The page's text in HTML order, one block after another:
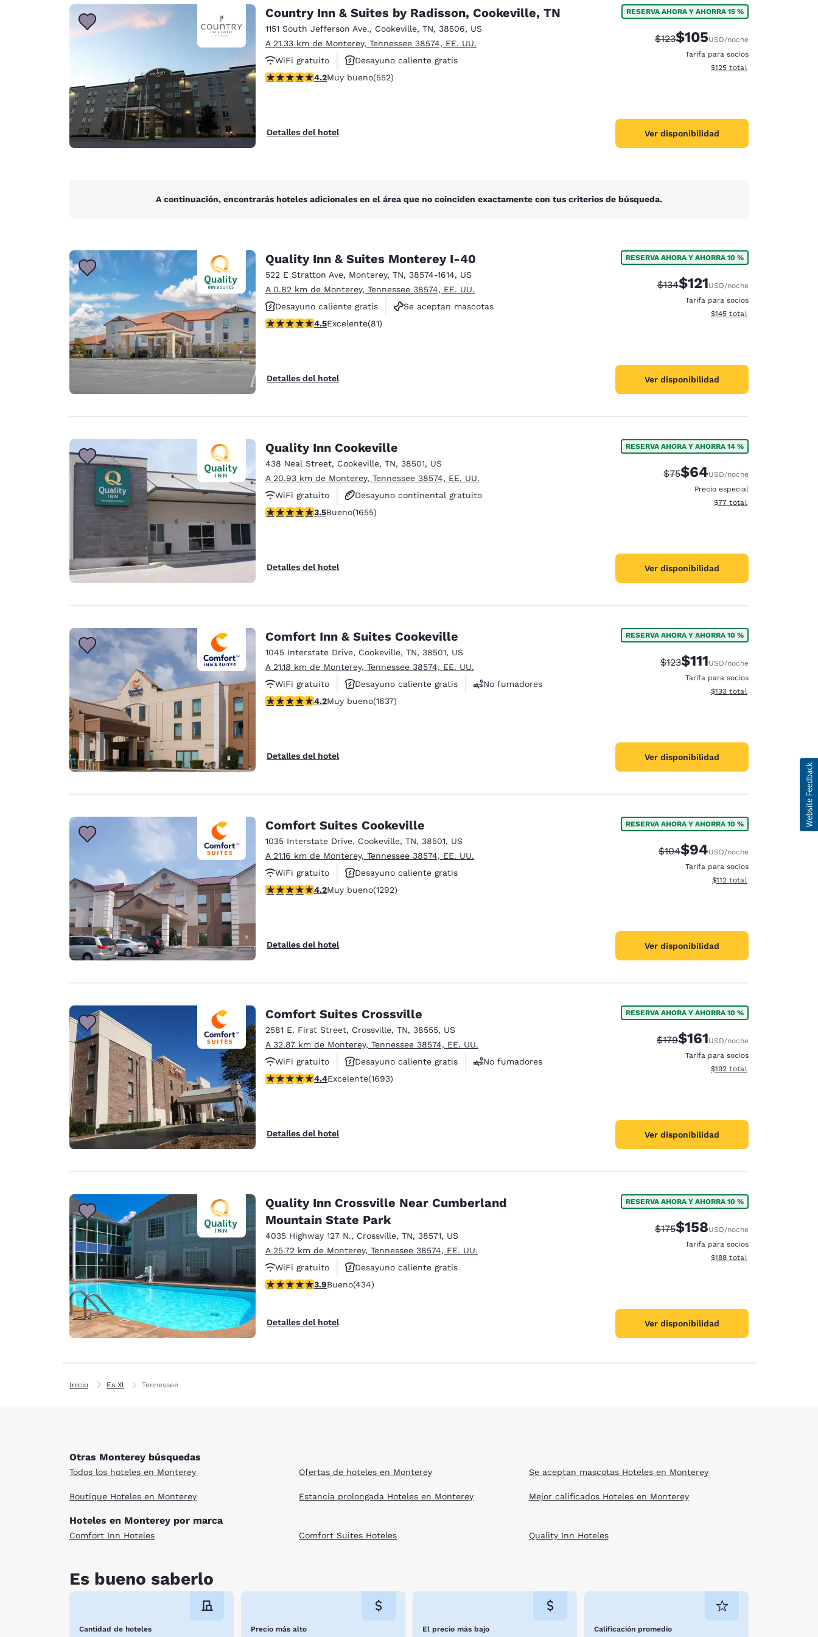
Español English
Europa
Deutschland
Deutsch
Germany
Spain
English
Ireland
English
Country Inn & Suites by Radisson, Cookeville, TN
1151 South Jefferson Ave., Cookeville, TN, 38506, US
A 21.33 km de Monterey, Tennessee 38574, EE. UU.
WiFi gratuito
Desayuno caliente gratis
Se aceptan mascotas
calificación de 4.16 estrellas. Muy bueno. 552 reseñas
4.2Muy bueno(552)
Detalles del hotel
RESERVA AHORA Y AHORRA 15 %
Precio tachado:
$123Precio con descuento:
$105USD/noche
Tarifa para socios
Ver detalles del total
$125 total
Ver disponibilidad
A continuación, encontrarás hoteles adicionales en el área que no coinciden exactamente con tus criterios de búsqueda.
Quality Inn & Suites Monterey I-40
522 E Stratton Ave, Monterey, TN, 38574-1614, US
A 0.82 km de Monterey, Tennessee 38574, EE. UU.
Desayuno caliente gratis
Se aceptan mascotas
No fumadores
calificación de 4.47 estrellas. Excelente. 81 reseñas
4.5Excelente(81)
Detalles del hotel
RESERVA AHORA Y AHORRA 10 %
Precio tachado:
$134Precio con descuento:
$121USD/noche
Tarifa para socios
Ver detalles del total
$145 total
Ver disponibilidad
Quality Inn Cookeville
438 Neal Street, Cookeville, TN, 38501, US
A 20.93 km de Monterey, Tennessee 38574, EE. UU.
WiFi gratuito
Desayuno continental gratuito
Se aceptan mascotas
calificación de 3.52 estrellas. Bueno. 1655 reseñas
3.5Bueno(1655)
Detalles del hotel
RESERVA AHORA Y AHORRA 14 %
Precio tachado:
$75Precio con descuento:
$64USD/noche
Precio especial
Ver detalles del total
$77 total
Ver disponibilidad
Comfort Inn & Suites Cookeville
1045 Interstate Drive, Cookeville, TN, 38501, US
A 21.18 km de Monterey, Tennessee 38574, EE. UU.
WiFi gratuito
Desayuno caliente gratis
No fumadores
calificación de 4.15 estrellas. Muy bueno. 1637 reseñas
4.2Muy bueno(1637)
Detalles del hotel
RESERVA AHORA Y AHORRA 10 %
Precio tachado:
$123Precio con descuento:
$111USD/noche
Tarifa para socios
Ver detalles del total
$133 total
Ver disponibilidad
Comfort Suites Cookeville
1035 Interstate Drive, Cookeville, TN, 38501, US
A 21.16 km de Monterey, Tennessee 38574, EE. UU.
WiFi gratuito
Desayuno caliente gratis
Se aceptan mascotas
calificación de 4.17 estrellas. Muy bueno. 1292 reseñas
4.2Muy bueno(1292)
Detalles del hotel
RESERVA AHORA Y AHORRA 10 %
Precio tachado:
$104Precio con descuento:
$94USD/noche
Tarifa para socios
Ver detalles del total
$112 total
Ver disponibilidad
Comfort Suites Crossville
2581 E. First Street, Crossville, TN, 38555, US
A 32.87 km de Monterey, Tennessee 38574, EE. UU.
WiFi gratuito
Desayuno caliente gratis
No fumadores
calificación de 4.43 estrellas. Excelente. 1693 reseñas
4.4Excelente(1693)
Detalles del hotel
RESERVA AHORA Y AHORRA 10 %
Precio tachado:
$179Precio con descuento:
$161USD/noche
Tarifa para socios
Ver detalles del total
$192 total
Ver disponibilidad
Quality Inn Crossville Near Cumberland
Mountain State Park
4035 Highway 127 N., Crossville, TN, 38571, US
A 25.72 km de Monterey, Tennessee 38574, EE. UU.
WiFi gratuito
Desayuno caliente gratis
Se aceptan mascotas
calificación de 3.94 estrellas. Bueno. 434 reseñas
3.9Bueno(434)
Detalles del hotel
RESERVA AHORA Y AHORRA 10 %
Precio tachado:
$175Precio con descuento:
$158USD/noche
Tarifa para socios
Ver detalles del total
$188 total
Ver disponibilidad
Inicio Es Xl Tennessee
Otras Monterey búsquedas
Todos los hoteles en Monterey
Boutique Hoteles en Monterey
Ofertas de hoteles en Monterey
Estancia prolongada Hoteles en Monterey
Se aceptan mascotas Hoteles en Monterey
Mejor calificados Hoteles en Monterey
Hoteles en Monterey por marca
Comfort Inn Hoteles Comfort Suites Hoteles Quality Inn Hoteles
Es bueno saberlo
Cantidad de hoteles Precio más alto El precio más bajo Calificación promedio